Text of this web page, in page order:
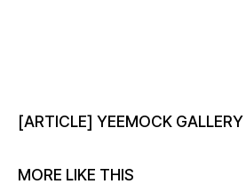
[ARTICLE] YEEMOCK GALLERY
MORE LIKE THIS